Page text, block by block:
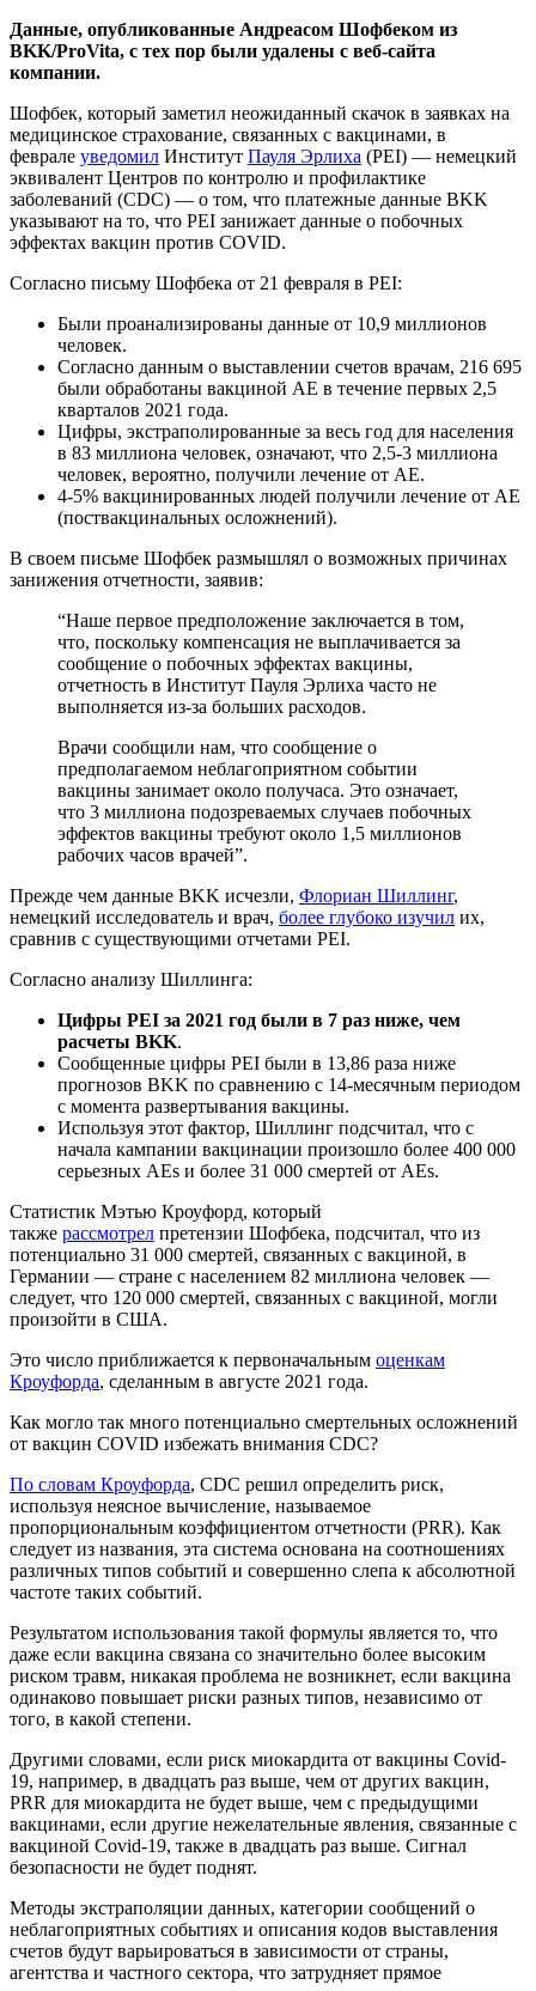
Данные, опубликованные Андреасом Шофбеком из
BKK/ProVita, с тех пор были удалены с веб-сайта
компании.
Шофбек, который заметил неожиданный скачок в заявках на
медицинское страхование, связанных с вакцинами, в
феврале уведомил Институт Пауля Эрлиха (PEI) — немецкий
эквивалент Центров по контролю и профилактике
заболеваний (CDC) — о том, что платежные данные BKK
указывают на то, что PEI занижает данные о побочных
эффектах вакцин против COVID.
Согласно письму Шофбека от 21 февраля в PEI:
Были проанализированы данные от 10,9 миллионов
человек.
Согласно данным о выставлении счетов врачам, 216 695
были обработаны вакциной AE в течение первых 2,5
кварталов 2021 года.
Цифры, экстраполированные за весь год для населения
в 83 миллиона человек, означают, что 2,5-3 миллиона
человек, вероятно, получили лечение от AE.
4-5% вакцинированных людей получили лечение от AE
(поствакцинальных осложнений).
В своем письме Шофбек размышлял о возможных причинах
занижения отчетности, заявив:
“Наше первое предположение заключается в том,
что, поскольку компенсация не выплачивается за
сообщение о побочных эффектах вакцины,
отчетность в Институт Пауля Эрлиха часто не
выполняется из-за больших расходов.
Врачи сообщили нам, что сообщение о
предполагаемом неблагоприятном событии
вакцины занимает около получаса. Это означает,
что 3 миллиона подозреваемых случаев побочных
эффектов вакцины требуют около 1,5 миллионов
рабочих часов врачей”.
Прежде чем данные BKK исчезли, Флориан Шиллинг,
немецкий исследователь и врач, более глубоко изучил их,
сравнив с существующими отчетами PEI.
Согласно анализу Шиллинга:
Цифры PEI за 2021 год были в 7 раз ниже, чем
расчеты BKK.
Сообщенные цифры PEI были в 13,86 раза ниже
прогнозов BKK по сравнению с 14-месячным периодом
с момента развертывания вакцины.
Используя этот фактор, Шиллинг подсчитал, что с
начала кампании вакцинации произошло более 400 000
серьезных AEs и более 31 000 смертей от AEs.
Статистик Мэтью Кроуфорд, который
также рассмотрел претензии Шофбека, подсчитал, что из
потенциально 31 000 смертей, связанных с вакциной, в
Германии — стране с населением 82 миллиона человек —
следует, что 120 000 смертей, связанных с вакциной, могли
произойти в США.
Это число приближается к первоначальным оценкам
Кроуфорда, сделанным в августе 2021 года.
Как могло так много потенциально смертельных осложнений
от вакцин COVID избежать внимания CDC?
По словам Кроуфорда, CDC решил определить риск,
используя неясное вычисление, называемое
пропорциональным коэффициентом отчетности (PRR). Как
следует из названия, эта система основана на соотношениях
различных типов событий и совершенно слепа к абсолютной
частоте таких событий.
Результатом использования такой формулы является то, что
даже если вакцина связана со значительно более высоким
риском травм, никакая проблема не возникнет, если вакцина
одинаково повышает риски разных типов, независимо от
того, в какой степени.
Другими словами, если риск миокардита от вакцины Covid-
19, например, в двадцать раз выше, чем от других вакцин,
PRR для миокардита не будет выше, чем с предыдущими
вакцинами, если другие нежелательные явления, связанные с
вакциной Covid-19, также в двадцать раз выше. Сигнал
безопасности не будет поднят.
Методы экстраполяции данных, категории сообщений о
неблагоприятных событиях и описания кодов выставления
счетов будут варьироваться в зависимости от страны,
агентства и частного сектора, что затрудняет прямое